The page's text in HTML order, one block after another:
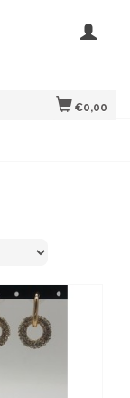
€0,00